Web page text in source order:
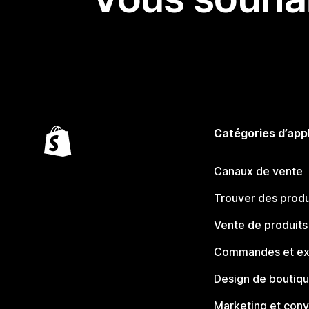
Catégories
Canaux de vente
Trouver des
Vente de produits
Commandes et
Design de
Marketing et